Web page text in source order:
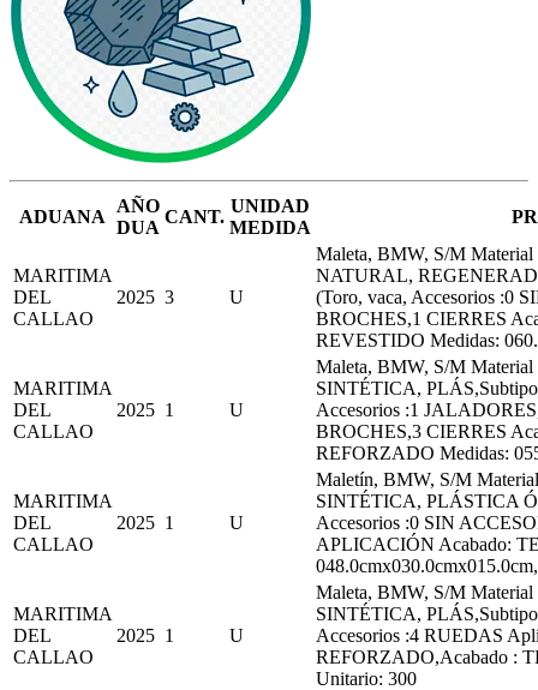
ADUANA
AÑO
DUA
CANT.
UNIDAD
MEDIDA
MARITIMA
DEL
CALLAO
2025 3 U
Maleta, BMW, S/M
NATURAL,
(Toro, vaca, Accesorios :0
BROCHES,1 CIERRES
REVESTIDO Medidas:
MARITIMA
DEL
CALLAO
2025 1 U
Maleta, BMW, S/M
SINTÉTICA,
Accesorios :1
BROCHES,3 CIERRES
REFORZADO Medidas:
MARITIMA
DEL
CALLAO
2025 1 U
Maletín, BMW, S/M
SINTÉTICA, PLÁSTICA
Accesorios :0 SIN
APLICACIÓN Acabado:
MARITIMA
DEL
CALLAO
2025 1 U
Maleta, BMW, S/M
SINTÉTICA,
Accesorios :4 RUEDAS
REFORZADO,Acabado :
Unitario: 300